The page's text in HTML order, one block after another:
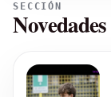
SECCIÓN
Novedades